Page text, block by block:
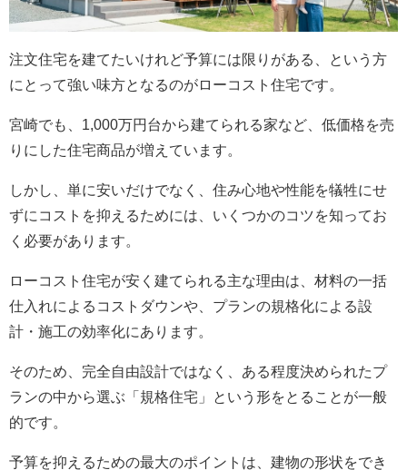
注文住宅を建てたいけれど予算には限りがある、という方
にとって強い味方となるのがローコスト住宅です。
宮崎でも、1,000万円台から建てられる家など、低価格を売
りにした住宅商品が増えています。
しかし、単に安いだけでなく、住み心地や性能を犠牲にせ
ずにコストを抑えるためには、いくつかのコツを知ってお
く必要があります。
ローコスト住宅が安く建てられる主な理由は、材料の一括
仕入れによるコストダウンや、プランの規格化による設
計・施工の効率化にあります。
そのため、完全自由設計ではなく、ある程度決められたプ
ランの中から選ぶ「規格住宅」という形をとることが一般
的です。
予算を抑えるための最大のポイントは、建物の形状をでき